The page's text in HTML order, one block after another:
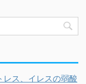
レス、イレスの弱酸